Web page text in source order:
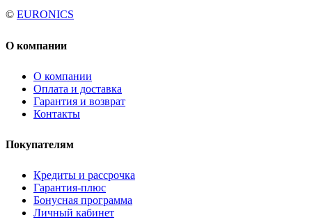
© EURONICS
О компании
О компании
Оплата и доставка
Гарантия и возврат
Контакты
Покупателям
Кредиты и рассрочка
Гарантия-плюс
Бонусная программа
Личный кабинет